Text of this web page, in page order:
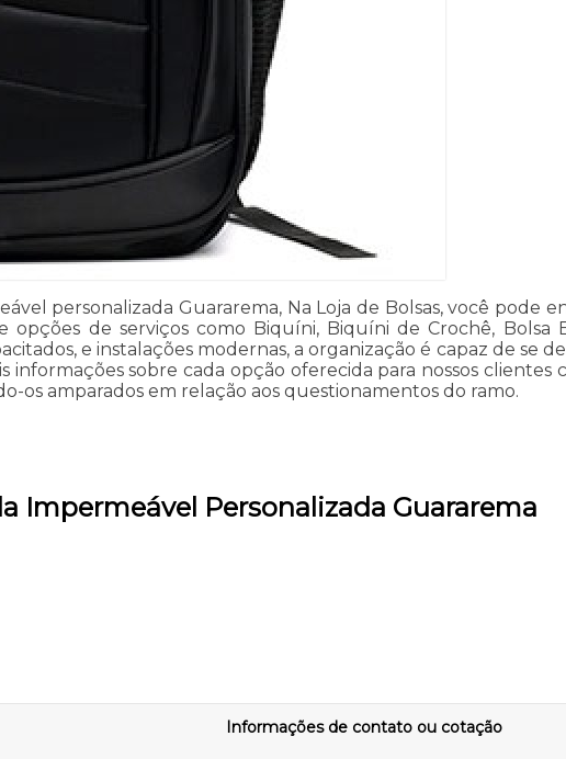
personalizada Guararema, Na Loja de Bolsas, você pode
opções de serviços como Biquíni, Biquíni de Crochê, Bolsa
e instalações modernas, a organização é capaz de se
sobre cada opção oferecida para nossos clientes
os amparados em relação aos questionamentos do ramo.
Impermeável Personalizada Guararema
Informações de contato ou cotação